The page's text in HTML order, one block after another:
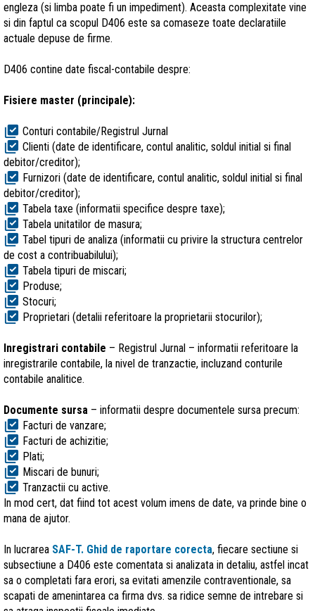
engleza (si limba poate fi un impediment). Aceasta complexitate vine
si din faptul ca scopul D406 este sa comaseze toate declaratiile
actuale depuse de firme.
D406 contine date fiscal-contabile despre:
Fisiere master (principale):
library_add_check Conturi contabile/Registrul Jurnal
library_add_check Clienti (date de identificare, contul analitic, soldul initial si final
debitor/creditor);
library_add_check Furnizori (date de identificare, contul analitic, soldul initial si final
debitor/creditor);
library_add_check Tabela taxe (informatii specifice despre taxe);
library_add_check Tabela unitatilor de masura;
library_add_check Tabel tipuri de analiza (informatii cu privire la structura centrelor
de cost a contribuabilului);
library_add_check Tabela tipuri de miscari;
library_add_check Produse;
library_add_check Stocuri;
library_add_check Proprietari (detalii referitoare la proprietarii stocurilor);
Inregistrari contabile – Registrul Jurnal – informatii referitoare la
inregistrarile contabile, la nivel de tranzactie, incluzand conturile
contabile analitice.
Documente sursa – informatii despre documentele sursa precum:
library_add_check Facturi de vanzare;
library_add_check Facturi de achizitie;
library_add_check Plati;
library_add_check Miscari de bunuri;
library_add_check Tranzactii cu active.
In mod cert, dat fiind tot acest volum imens de date, va prinde bine o
mana de ajutor.
In lucrarea SAF-T. Ghid de raportare corecta, fiecare sectiune si
subsectiune a D406 este comentata si analizata in detaliu, astfel incat
sa o completati fara erori, sa evitati amenzile contraventionale, sa
scapati de amenintarea ca firma dvs. sa ridice semne de intrebare si